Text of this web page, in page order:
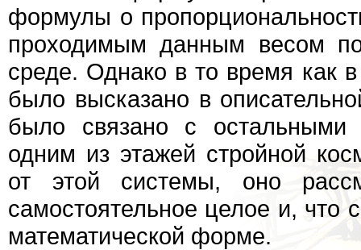
формулы о
проходимым данным весом
среде. Однако в то время как
было высказано в
было связано с остальными
одним из этажей стройной
от этой системы, оно
самостоятельное целое и, что
математической форме.